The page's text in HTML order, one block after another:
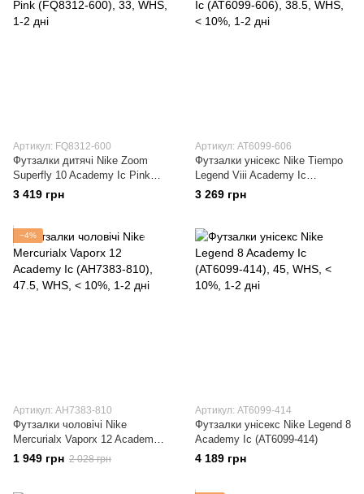
Артикул: FQ8312-600
Футзалки дитячі Nike Zoom
Superfly 10 Academy Ic Pink
(FQ8312-600)
3 419 грн
Артикул: AT6099-606
Футзалки унісекс Nike Tiempo
Legend Viii Academy Ic
(AT6099-606)
3 269 грн
−4%
Артикул: AH7383-810
Футзалки чоловічі Nike
Mercurialx Vaporx 12 Academy
Ic (AH7383-810)
1 949 грн 2 028 грн
Артикул: AT6099-414
Футзалки унісекс Nike Legend 8
Academy Ic (AT6099-414)
4 189 грн